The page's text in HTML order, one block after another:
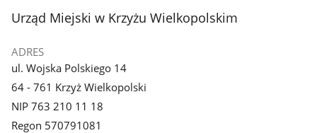
galerii.
galerii.
stopka
Urząd Miejski w Krzyżu Wielkopolskim
ADRES
ul. Wojska Polskiego 14
64 - 761 Krzyż Wielkopolski
NIP 763 210 11 18
Regon 570791081